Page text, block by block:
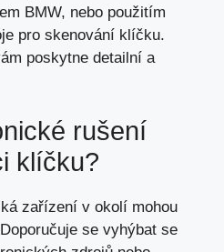
BMW, nebo použitím
pro skenování klíčku.
poskytne detailní a
rušení
klíčku?
zařízení v okolí mohou
se vyhýbat se